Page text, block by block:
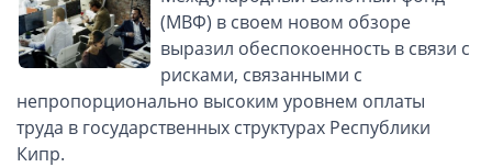
Казахстан (компания и счёт)
Открытие счета в банках Казахстана
Платежная система Гонконга
Платежная система Великобритании
Платежная система Маврикия
(МВФ) в своем новом обзоре
выразил обеспокоенность в связи с
рисками, связанными с
непропорционально высоким уровнем оплаты
труда в государственных структурах Республики
Кипр.